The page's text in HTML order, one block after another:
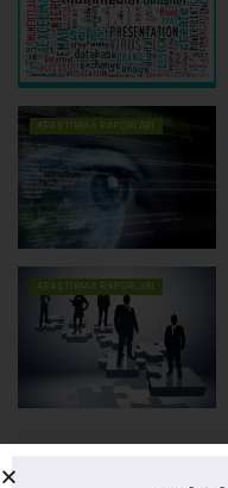
ARAŞTIRMA RAPORLARI
ARAŞTIRMA RAPORLARI